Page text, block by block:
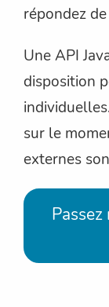
répondez
Une API
disposition
sur le
externes